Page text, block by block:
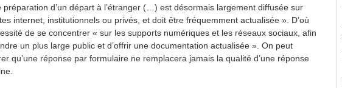
préparation d’un départ à l’étranger (…) est désormais largement diffusée sur
internet, institutionnels ou privés, et doit être fréquemment actualisée ». D’où
de se concentrer « sur les supports numériques et les réseaux sociaux, afin
un plus large public et d’offrir une documentation actualisée ». On peut
qu’une réponse par formulaire ne remplacera jamais la qualité d’une réponse